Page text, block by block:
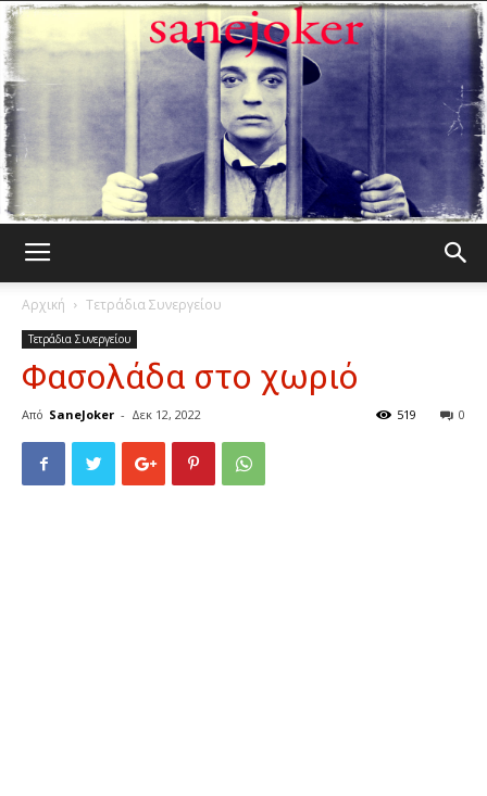
Αρχική Τετράδια Συνεργείου
Τετράδια Συνεργείου
Φασολάδα στο χωριό
Από SaneJoker - Δεκ 12, 2022 0
519